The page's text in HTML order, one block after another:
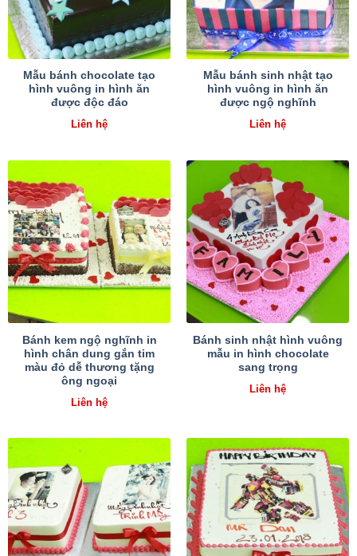
Mẫu bánh chocolate tạo
hình vuông in hình ăn
được độc đáo
Liên hệ
Mẫu bánh sinh nhật tạo
hình vuông in hình ăn
được ngộ nghĩnh
Liên hệ
Bánh kem ngộ nghĩnh in
hình chân dung gắn tim
màu đỏ dễ thương tặng
ông ngoại
Liên hệ
Bánh sinh nhật hình vuông
mẫu in hình chocolate
sang trọng
Liên hệ